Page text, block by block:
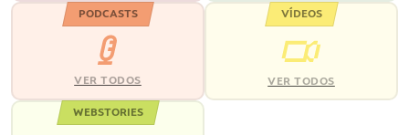
PODCASTS
VER TODOS
VÍDEOS
VER TODOS
WEBSTORIES